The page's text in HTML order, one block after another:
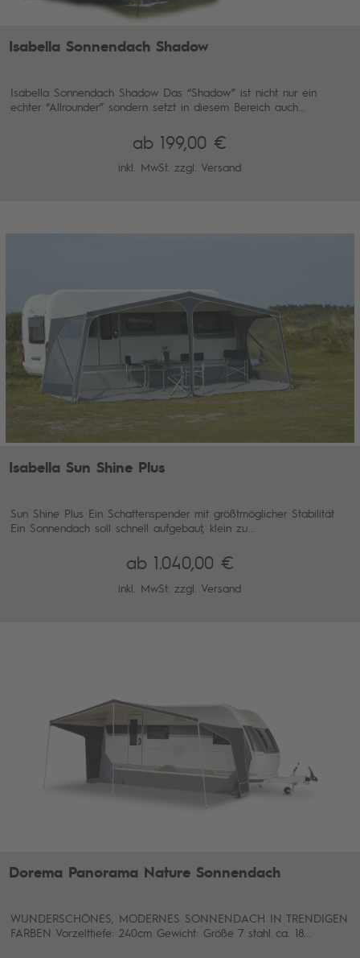
Isabella Sonnendach Shadow
Isabella Sonnendach Shadow Das “Shadow” ist nicht nur ein
echter “Allrounder” sondern setzt in diesem Bereich auch...
ab 199,00 €
inkl. MwSt. zzgl. Versand
Isabella Sun Shine Plus
Sun Shine Plus Ein Schattenspender mit größtmöglicher Stabilität
Ein Sonnendach soll schnell aufgebaut, klein zu...
ab 1.040,00 €
inkl. MwSt. zzgl. Versand
Dorema Panorama Nature Sonnendach
WUNDERSCHÖNES, MODERNES SONNENDACH IN TRENDIGEN
FARBEN Vorzelttiefe: 240cm Gewicht: Größe 7 stahl ca. 18...